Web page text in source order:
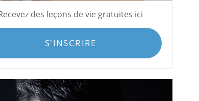
des leçons de vie gratuites ici
S'INSCRIRE